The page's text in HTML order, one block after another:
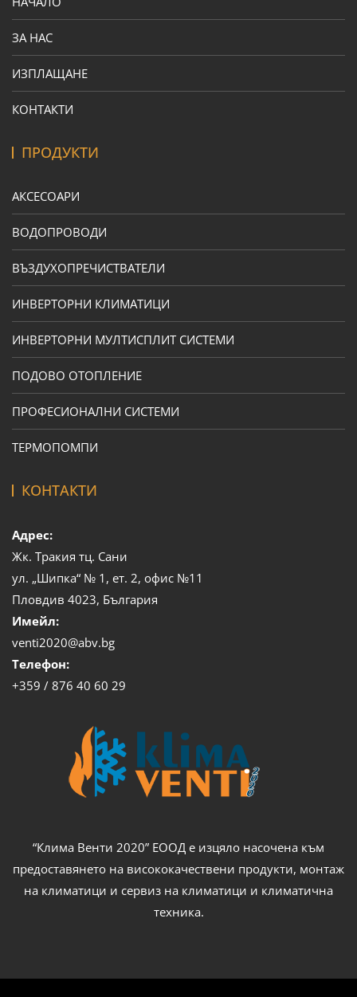
ЗА НАС
ИЗПЛАЩАНЕ
КОНТАКТИ
ПРОДУКТИ
АКСЕСОАРИ
ВОДОПРОВОДИ
ВЪЗДУХОПРЕЧИСТВАТЕЛИ
ИНВЕРТОРНИ КЛИМАТИЦИ
ИНВЕРТОРНИ МУЛТИСПЛИТ СИСТЕМИ
ПОДОВО ОТОПЛЕНИЕ
ПРОФЕСИОНАЛНИ СИСТЕМИ
ТЕРМОПОМПИ
КОНТАКТИ
Адрес:
Жк. Тракия тц. Сани
ул. „Шипка“ № 1, ет. 2, офис №11
Пловдив 4023, България
Имейл:
venti2020@abv.bg
Телефон:
+359 / 876 40 60 29
“Клима Венти 2020” ЕООД е изцяло насочена към
предоставянето на висококачествени продукти, монтаж
на климатици и сервиз на климатици и климатична
техника.